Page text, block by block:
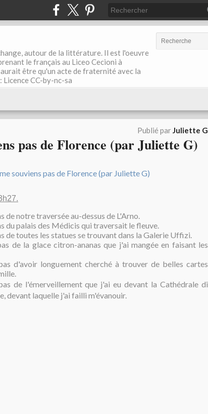
autour de la littérature. Il est l'oeuvre
le français au Liceo Cecioni à
être qu'un acte de fraternité avec la
CC-by-nc-sa
Publié parJuliette G
pas de Florence (par Juliette G)
de notre traversée au-dessus de L'Arno.
du palais des Médicis qui traversait le fleuve.
de toutes les statues se trouvant dans la Galerie Uffizi.
de la glace citron-ananas que j'ai mangée en faisant les
d'avoir longuement cherché à trouver de belles cartes
de l'émerveillement que j'ai eu devant la Cathédrale di
devant laquelle j'ai failli m'évanouir.